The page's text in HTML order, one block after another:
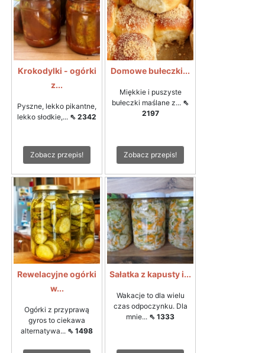
Krokodylki - ogórki
z...
Pyszne, lekko pikantne,
lekko słodkie,... ⇖ 2342
Zobacz przepis!
Domowe bułeczki...
Miękkie i puszyste
bułeczki maślane z... ⇖
2197
Zobacz przepis!
Rewelacyjne ogórki
w...
Ogórki z przyprawą
gyros to ciekawa
alternatywa... ⇖ 1498
Sałatka z kapusty i...
Wakacje to dla wielu
czas odpoczynku. Dla
mnie... ⇖ 1333